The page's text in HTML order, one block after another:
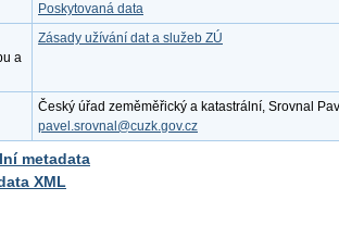
Poskytovaná data
a
Zásady užívání dat a služeb ZÚ
Český úřad zeměměřický a katastrální, Srovnal
pavel.srovnal@cuzk.gov.cz
metadata
XML